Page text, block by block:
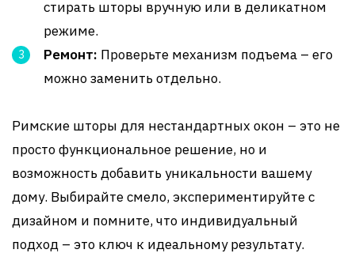
стирать шторы вручную или в деликатном
режиме.
Ремонт: Проверьте механизм подъема – его
можно заменить отдельно.
Римские шторы для нестандартных окон – это не
просто функциональное решение, но и
возможность добавить уникальности вашему
дому. Выбирайте смело, экспериментируйте с
дизайном и помните, что индивидуальный
подход – это ключ к идеальному результату.